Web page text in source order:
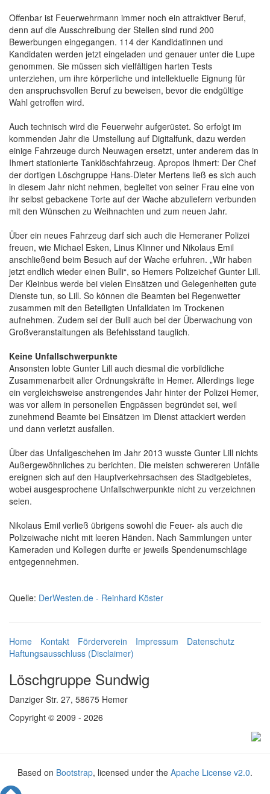
Offenbar ist Feuerwehrmann immer noch ein attraktiver Beruf,
denn auf die Ausschreibung der Stellen sind rund 200
Bewerbungen eingegangen. 114 der Kandidatinnen und
Kandidaten werden jetzt eingeladen und genauer unter die Lupe
genommen. Sie müssen sich vielfältigen harten Tests
unterziehen, um ihre körperliche und intellektuelle Eignung für
den anspruchsvollen Beruf zu beweisen, bevor die endgültige
Wahl getroffen wird.
Auch technisch wird die Feuerwehr aufgerüstet. So erfolgt im
kommenden Jahr die Umstellung auf Digitalfunk, dazu werden
einige Fahrzeuge durch Neuwagen ersetzt, unter anderem das in
Ihmert stationierte Tanklöschfahrzeug. Apropos Ihmert: Der Chef
der dortigen Löschgruppe Hans-Dieter Mertens ließ es sich auch
in diesem Jahr nicht nehmen, begleitet von seiner Frau eine von
ihr selbst gebackene Torte auf der Wache abzuliefern verbunden
mit den Wünschen zu Weihnachten und zum neuen Jahr.
Über ein neues Fahrzeug darf sich auch die Hemeraner Polizei
freuen, wie Michael Esken, Linus Klinner und Nikolaus Emil
anschließend beim Besuch auf der Wache erfuhren. „Wir haben
jetzt endlich wieder einen Bulli“, so Hemers Polizeichef Gunter Lill.
Der Kleinbus werde bei vielen Einsätzen und Gelegenheiten gute
Dienste tun, so Lill. So können die Beamten bei Regenwetter
zusammen mit den Beteiligten Unfalldaten im Trockenen
aufnehmen. Zudem sei der Bulli auch bei der Überwachung von
Großveranstaltungen als Befehlsstand tauglich.
Keine Unfallschwerpunkte
Ansonsten lobte Gunter Lill auch diesmal die vorbildliche
Zusammenarbeit aller Ordnungskräfte in Hemer. Allerdings liege
ein vergleichsweise anstrengendes Jahr hinter der Polizei Hemer,
was vor allem in personellen Engpässen begründet sei, weil
zunehmend Beamte bei Einsätzen im Dienst attackiert werden
und dann verletzt ausfallen.
Über das Unfallgeschehen im Jahr 2013 wusste Gunter Lill nichts
Außergewöhnliches zu berichten. Die meisten schwereren Unfälle
ereignen sich auf den Hauptverkehrsachsen des Stadtgebietes,
wobei ausgesprochene Unfallschwerpunkte nicht zu verzeichnen
seien.
Nikolaus Emil verließ übrigens sowohl die Feuer- als auch die
Polizeiwache nicht mit leeren Händen. Nach Sammlungen unter
Kameraden und Kollegen durfte er jeweils Spendenumschläge
entgegennehmen.
Quelle: DerWesten.de - Reinhard Köster
Home Kontakt Förderverein Impressum
Datenschutz
Haftungsausschluss (Disclaimer)
Löschgruppe Sundwig
Danziger Str. 27, 58675 Hemer
Copyright © 2009 - 2026
Based on Bootstrap, licensed under the Apache License v2.0.